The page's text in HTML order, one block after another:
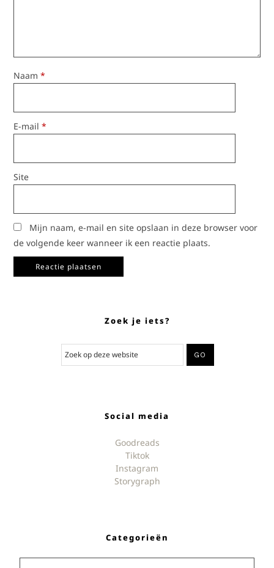
Naam*
E-mail*
Site
Mijn naam, e-mail en site opslaan in deze browser voor
de volgende keer wanneer ik een reactie plaats.
Zoek je iets?
Social media
Goodreads
Tiktok
Instagram
Storygraph
Categorieën